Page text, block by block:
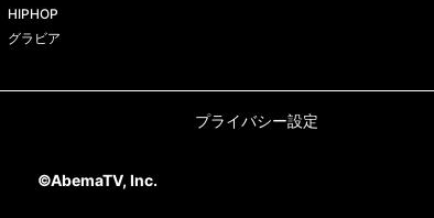
HIPHOP
グラビア
プライバシー設定
©AbemaTV, Inc.